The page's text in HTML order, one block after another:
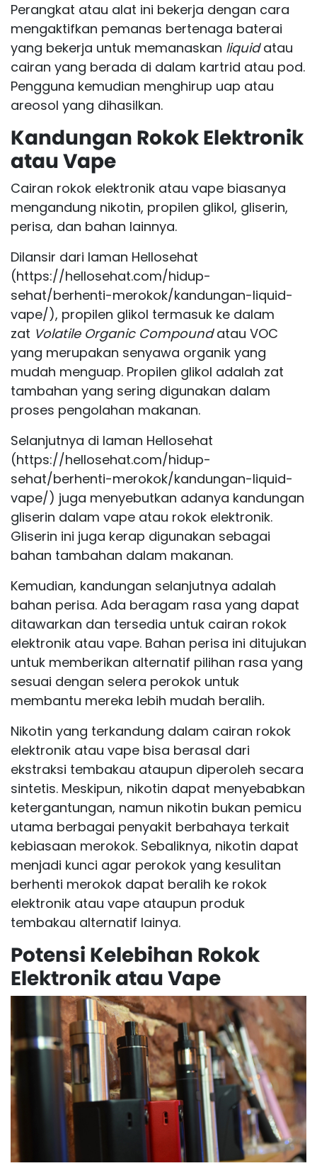
Perangkat atau alat ini bekerja dengan cara
mengaktifkan pemanas bertenaga baterai
yang bekerja untuk memanaskan liquidatau
cairan yang berada di dalam kartrid atau pod.
Pengguna kemudian menghirup uap atau
areosol yang dihasilkan.
Kandungan Rokok Elektronik
atau Vape
Cairan rokok elektronik atau vape biasanya
mengandung nikotin, propilen glikol, gliserin,
perisa, dan bahan lainnya.
Dilansir dari laman Hellosehat
(https://hellosehat.com/hidup-
sehat/berhenti-merokok/kandungan-liquid-
vape/), propilen glikol termasuk ke dalam
zat Volatile Organic Compoundatau VOC
yang merupakan senyawa organik yang
mudah menguap. Propilen glikol adalah zat
tambahan yang sering digunakan dalam
proses pengolahan makanan.
Selanjutnya di laman Hellosehat
(https://hellosehat.com/hidup-
sehat/berhenti-merokok/kandungan-liquid-
vape/) juga menyebutkan adanya kandungan
gliserin dalam vape atau rokok elektronik.
Gliserin ini juga kerap digunakan sebagai
bahan tambahan dalam makanan.
Kemudian, kandungan selanjutnya adalah
bahan perisa. Ada beragam rasa yang dapat
ditawarkan dan tersedia untuk cairan rokok
elektronik atau vape. Bahan perisa ini ditujukan
untuk memberikan alternatif pilihan rasa yang
sesuai dengan selera perokok untuk
membantu mereka lebih mudah beralih.
Nikotin yang terkandung dalam cairan rokok
elektronik atau vape bisa berasal dari
ekstraksi tembakau ataupun diperoleh secara
sintetis. Meskipun, nikotin dapat menyebabkan
ketergantungan, namun nikotin bukan pemicu
utama berbagai penyakit berbahaya terkait
kebiasaan merokok. Sebaliknya, nikotin dapat
menjadi kunci agar perokok yang kesulitan
berhenti merokok dapat beralih ke rokok
elektronik atau vape ataupun produk
tembakau alternatif lainya.
Potensi Kelebihan Rokok
Elektronik atau Vape